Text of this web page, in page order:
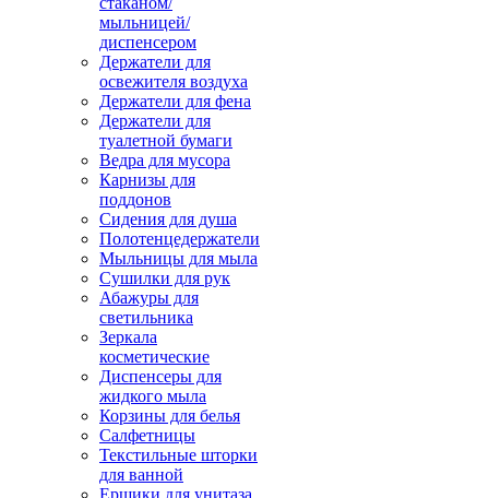
мыльницей/
диспенсером
Держатели для
освежителя воздуха
Держатели для фена
Держатели для
туалетной бумаги
Ведра для мусора
Карнизы для
поддонов
Сидения для душа
Полотенцедержатели
Мыльницы для мыла
Сушилки для рук
Абажуры для
светильника
Зеркала
косметические
Диспенсеры для
жидкого мыла
Корзины для белья
Салфетницы
Текстильные шторки
для ванной
Ершики для унитаза